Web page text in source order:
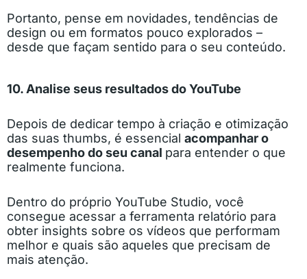
Portanto, pense em novidades, tendências de
design ou em formatos pouco explorados –
desde que façam sentido para o seu conteúdo.
10. Analise seus resultados do YouTube
Depois de dedicar tempo à criação e otimização
das suas thumbs, é essencial acompanhar o
desempenho do seu canal para entender o que
realmente funciona.
Dentro do próprio YouTube Studio, você
consegue acessar a ferramenta relatório para
obter insights sobre os vídeos que performam
melhor e quais são aqueles que precisam de
mais atenção.